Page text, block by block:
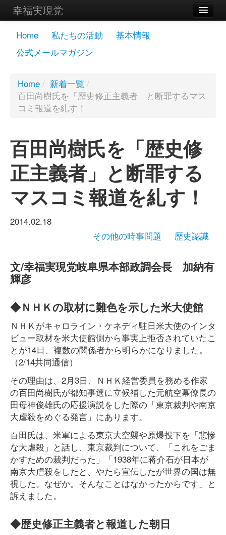
幸福実現党
メンバーズページ
党員
お問い合わせ
Home 私たちの活動
基本情報
公式メールマガジン
Home / 新着一覧 /
百田尚樹氏を「歴史修正主義者」と断罪するマス
コミ報道を糺す！
百田尚樹氏を「歴史修
正主義者」と断罪する
マスコミ報道を糺す！
2014.02.18
その他の時事問題
歴史認識
文/幸福実現党岐阜県本部政調会長 加納有
輝彦
◆ＮＨＫの取材に難色を示した米大使館
ＮＨＫがキャロライン・ケネディ駐日米大使のインタ
ビュー取材を米大使館側から事実上拒否されていたこ
とが14日、複数の関係者から明らかになりました。
（2/14共同通信）
その理由は、2月3日、ＮＨＫ経営委員を務める作家
の百田尚樹氏が都知事選に立候補した元航空幕僚長の
田母神俊雄氏の応援演説をした際の「東京裁判や南京
大虐殺をめぐる発言」にあります。
百田氏は、米軍による東京大空襲や原爆投下を「悲惨
な大虐殺」と話し、東京裁判について、「これをごま
かすための裁判だった」「1938年に蒋介石が日本が
南京大虐殺をしたと、やたら宣伝したが世界の国は無
視した。なぜか。そんなことはなかったからです」と
訴えました。
◆歴史修正主義者と報道した朝日